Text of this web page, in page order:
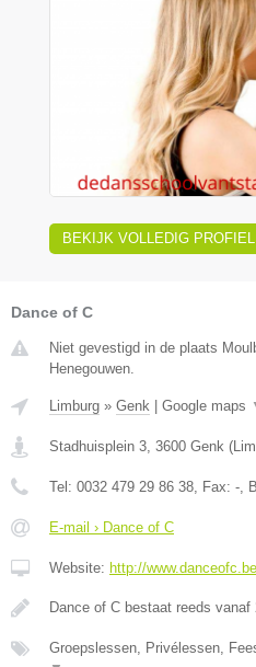
BEKIJK VOLLEDIG PROFIEL
Dance of C
Niet gevestigd in de plaats
Henegouwen.
Limburg » Genk | Google maps
Stadhuisplein 3 3600 Genk (
Tel: 0032 479 29 86 38 , Fax: - ,
E-mail › Dance of C
Website: http://www.danceofc.be
Dance of C bestaat reeds vanaf
Groepslessen, Privélessen,